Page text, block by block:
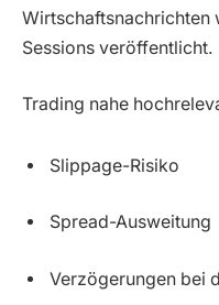
Wirtschaftsnachrichten
Sessions veröffentlicht.
Trading nahe
Slippage-Risiko
Spread-Ausweitung
Verzögerungen bei